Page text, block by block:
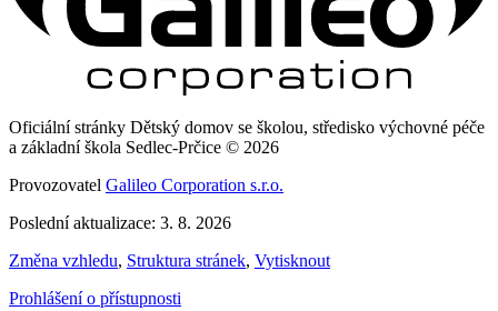
Oficiální stránky Dětský domov se školou, středisko výchovné péče
a základní škola Sedlec-Prčice © 2026
Provozovatel Galileo Corporation s.r.o.
Poslední aktualizace: 3. 8. 2026
Změna vzhledu, Struktura stránek, Vytisknout
Prohlášení o přístupnosti